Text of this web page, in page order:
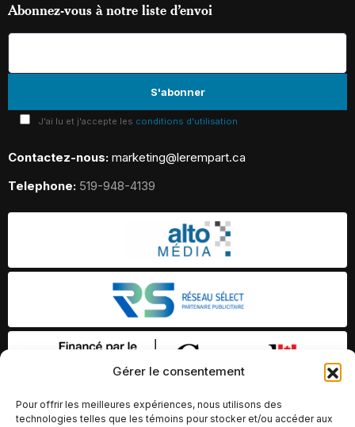
Gérer le consentement
Pour offrir les meilleures expériences, nous utilisons des
technologies telles que les témoins pour stocker et/ou accéder aux
Abonnez-vous à notre liste d’envoi
J'ai lu et j'accepte les conditions d'utilisation
Contactez-nous: marketing@lerempart.ca
Telephone: 519-948-4139